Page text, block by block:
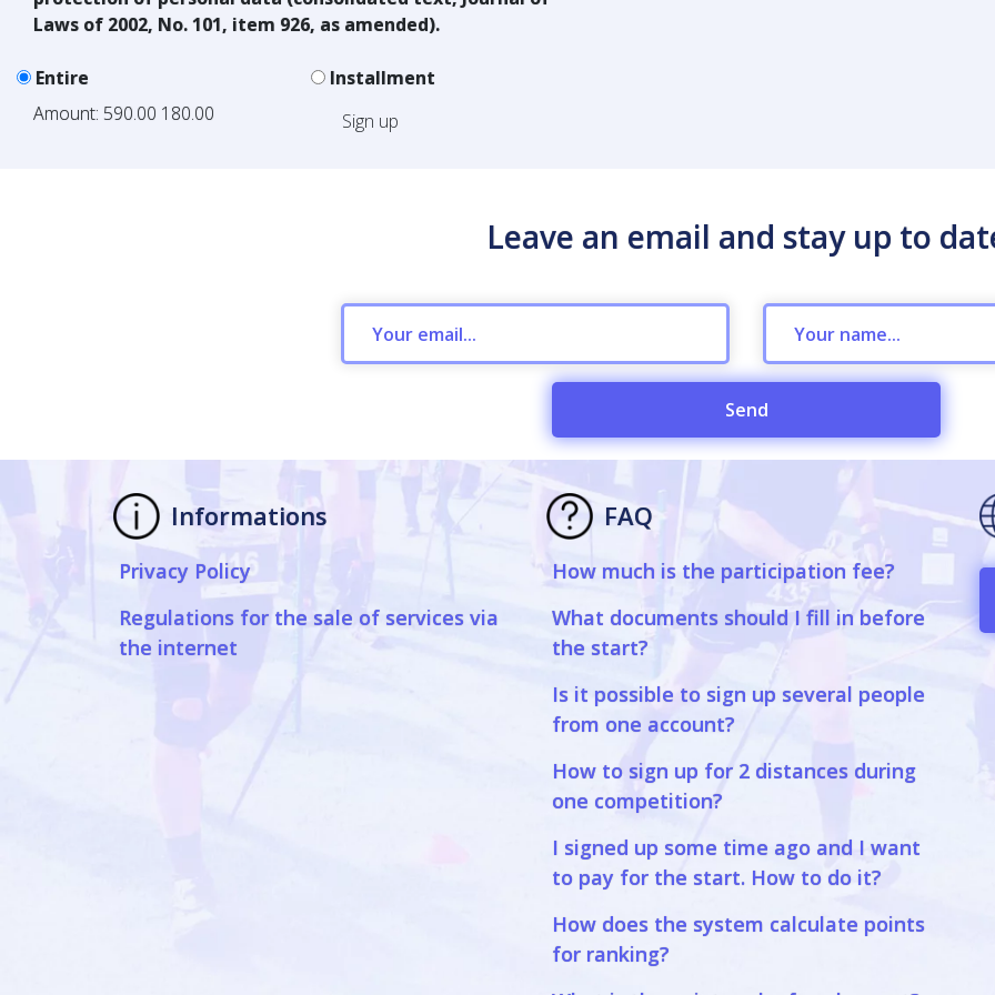
Laws of 2002, No. 101, item 926, as amended).
Entire
Installment
Amount: 590.00 180.00 Sign up
Leave an email and stay up to
Send
Informations
Privacy Policy
Regulations for the sale of services via
the internet
FAQ
How much is the participation fee?
What documents should I fill in before
the start?
Is it possible to sign up several people
from one account?
How to sign up for 2 distances during
one competition?
I signed up some time ago and I want
to pay for the start. How to do it?
How does the system calculate points
for ranking?